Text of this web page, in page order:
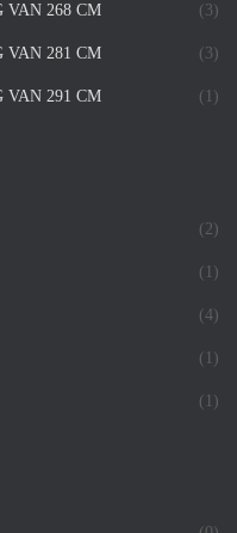
VAN 268 CM (3)
VAN 281 CM (3)
VAN 291 CM (1)
(2)
(1)
(4)
(1)
(1)